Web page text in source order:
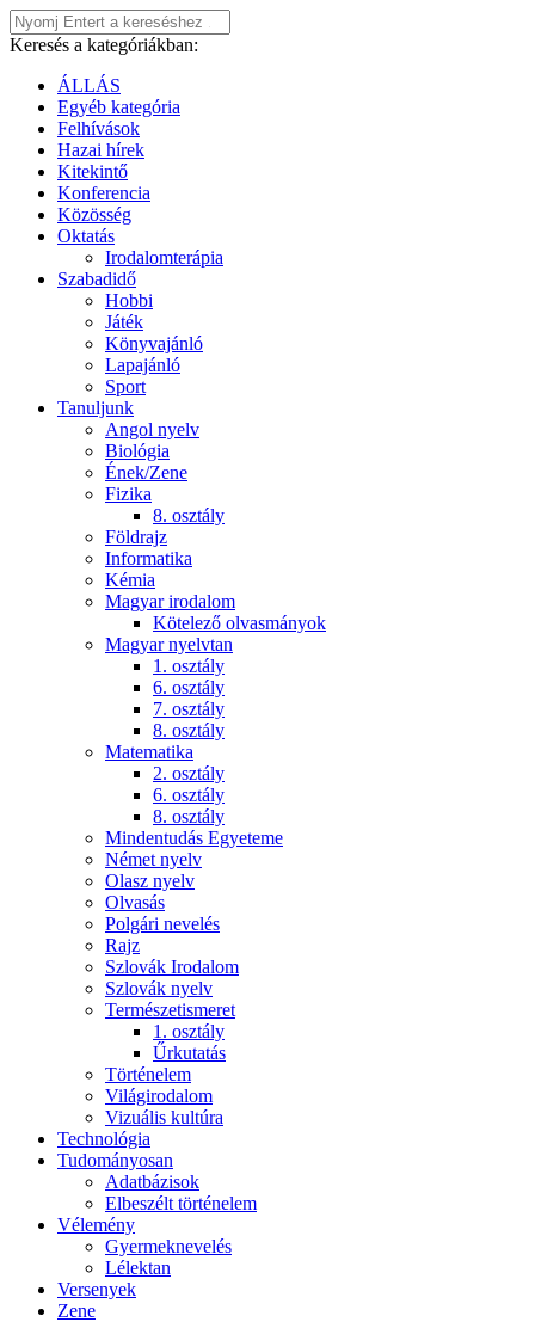
Keresés a kategóriákban:
ÁLLÁS
Egyéb kategória
Felhívások
Hazai hírek
Kitekintő
Konferencia
Közösség
Oktatás
Irodalomterápia
Szabadidő
Hobbi
Játék
Könyvajánló
Lapajánló
Sport
Tanuljunk
Angol nyelv
Biológia
Ének/Zene
Fizika
8. osztály
Földrajz
Informatika
Kémia
Magyar irodalom
Kötelező olvasmányok
Magyar nyelvtan
1. osztály
6. osztály
7. osztály
8. osztály
Matematika
2. osztály
6. osztály
8. osztály
Mindentudás Egyeteme
Német nyelv
Olasz nyelv
Olvasás
Polgári nevelés
Rajz
Szlovák Irodalom
Szlovák nyelv
Természetismeret
1. osztály
Űrkutatás
Történelem
Világirodalom
Vizuális kultúra
Technológia
Tudományosan
Adatbázisok
Elbeszélt történelem
Vélemény
Gyermeknevelés
Lélektan
Versenyek
Zene